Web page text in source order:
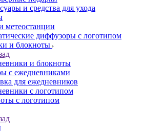
и средства для ухода
метеостанции
диффузоры с логотипом
и блокноты
и блокноты
с ежедневниками
для ежедневников
с логотипом
с логотипом